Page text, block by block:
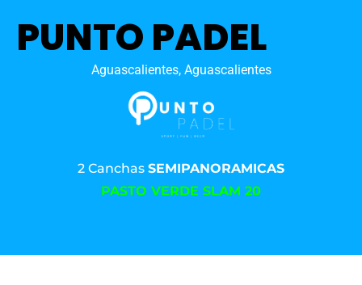
PUNTO PADEL
Aguascalientes, Aguascalientes
2 Canchas SEMIPANORAMICAS
PASTO VERDE SLAM 20